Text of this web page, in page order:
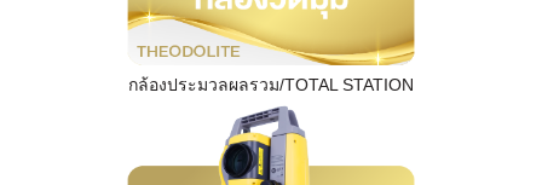
กล้องประมวลผลรวม/TOTAL STATION